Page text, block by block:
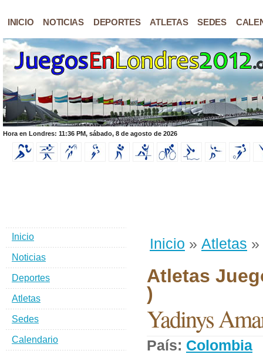
INICIO NOTICIAS DEPORTES ATLETAS SEDES
Hora en Londres: 11:36 PM, sábado, 8 de agosto de 2026
Inicio » Atletas »
Atletas
)
Yadinys
País: Colombia
Inicio
Noticias
Deportes
Atletas
Sedes
Calendario